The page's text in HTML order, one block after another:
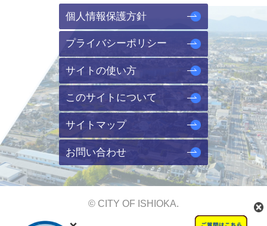
個人情報保護方針
プライバシーポリシー
サイトの使い方
このサイトについて
サイトマップ
お問い合わせ
© CITY OF ISHIOKA.